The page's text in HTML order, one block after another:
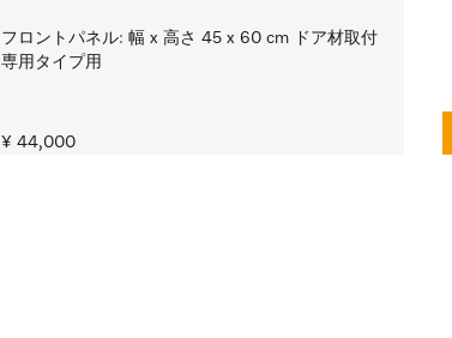
フロントパネル: 幅 x 高さ 45 x 60 cm ドア材取付
専用タイプ用
¥ 44,000